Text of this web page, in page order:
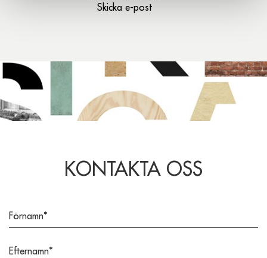
Skicka e-post
KONTAKTA OSS